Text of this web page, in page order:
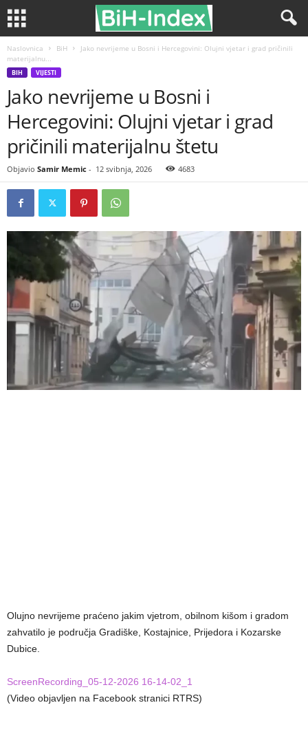
Naslovnica BiH
Јako nevrijeme u Bosni i Hercegovini: Olujni vjetar i grad pričinili
materijalnu...
BIH VIJESTI
Јako nevrijeme u Bosni i
Hercegovini: Olujni vjetar i grad
pričinili materijalnu štetu
Objavio Samir Memic - 12 svibnja, 2026 4683
Olujno nevrijeme praćeno jakim vjetrom, obilnom kišom i gradom
zahvatilo je područja Gradiške, Kostajnice, Prijedora i Kozarske
Dubice.
ScreenRecording_05-12-2026 16-14-02_1
(Video objavljen na Facebook stranici RTRS)